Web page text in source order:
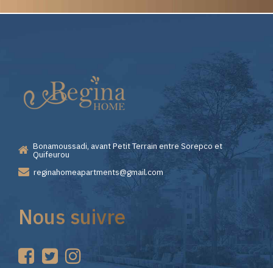
Casino
—
Premiers
Pas
sur
Choisir
Lizaro
Casino
pour
vos
Bonamoussadi, avant Petit Terrain entre Sorepco et
Quifeurou
reginahomeapartments@gmail.com
Nous suivre